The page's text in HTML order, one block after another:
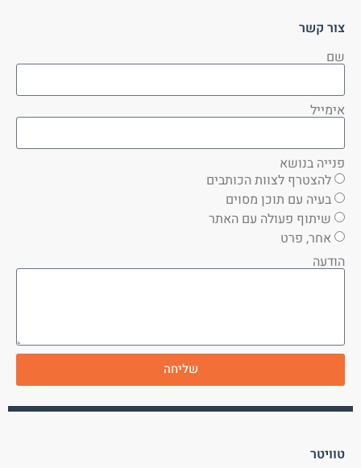
צור קשר
שם
אימייל
פנייה בנושא
להצטרף לצוות הכותבים
בעיה עם תוכן מסוים
שיתוף פעולה עם האתר
אחר, פרט
הודעה
שליחה
טוויטר